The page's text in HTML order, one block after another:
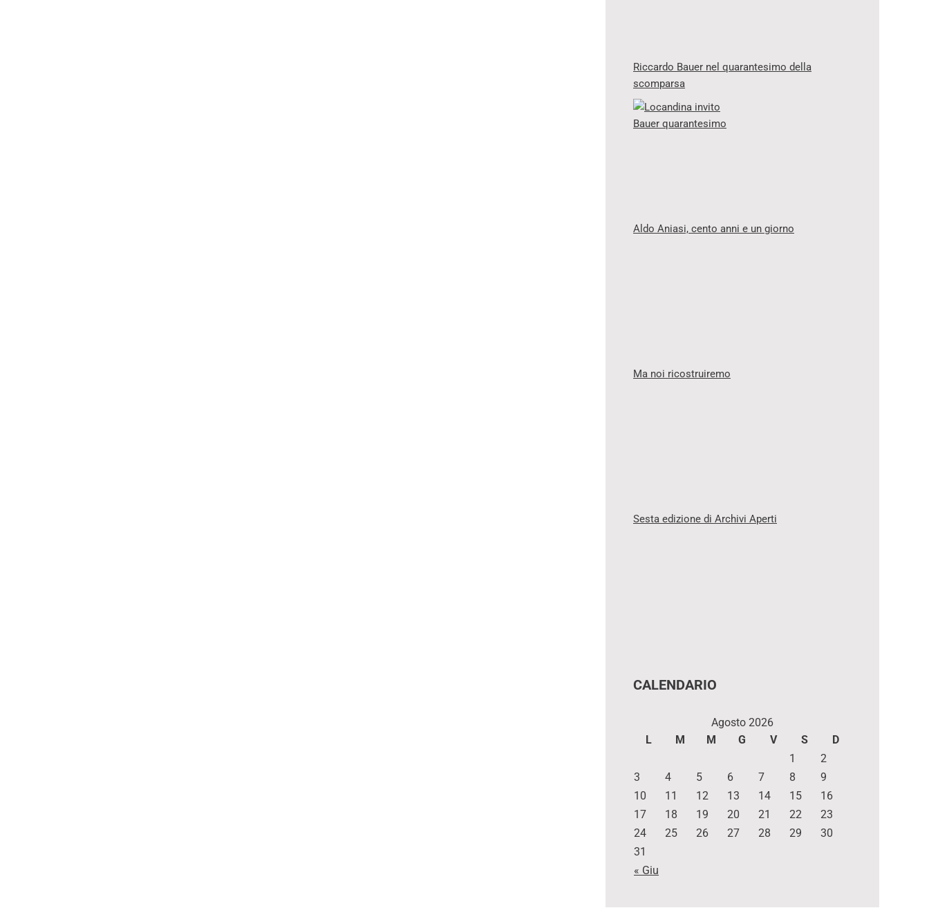
Riccardo Bauer nel quarantesimo della
scomparsa
Aldo Aniasi, cento anni e un giorno
Ma noi ricostruiremo
Sesta edizione di Archivi Aperti
CALENDARIO
Agosto 2026
L
M M G V S D
« Giu
1
2
3
4 5 6 7 8
9
10
11 12 13 14 15
16
17
18 19 20 21 22
23
24
25 26 27 28 29
30
31